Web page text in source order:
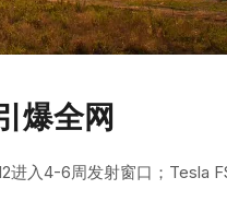
爆全网
入4-6周发射窗口；Tesla